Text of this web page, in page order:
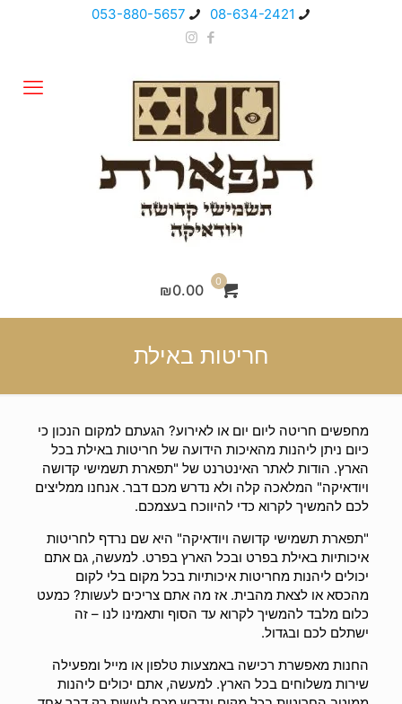
08-634-2421
053-880-5657
0
₪0.00
חריטות באילת
מחפשים חריטה ליום יום או לאירוע? הגעתם למקום הנכון כי
כיום ניתן ליהנות מהאיכות הידועה של חריטות באילת בכל
הארץ. הודות לאתר האינטרנט של "תפארת תשמישי קדושה
ויודאיקה" המלאכה קלה ולא נדרש מכם דבר. אנחנו ממליצים
לכם להמשיך לקרוא כדי להיווכח בעצמכם.
"תפארת תשמישי קדושה ויודאיקה" היא שם נרדף לחריטות
איכותיות באילת בפרט ובכל הארץ בפרט. למעשה, גם אתם
יכולים ליהנות מחריטות איכותיות בכל מקום בלי לקום
מהכסא או לצאת מהבית. אז מה אתם צריכים לעשות? כמעט
כלום מלבד להמשיך לקרוא עד הסוף ותאמינו לנו – זה
ישתלם לכם ובגדול.
החנות מאפשרת רכישה באמצעות טלפון או מייל ומפעילה
שירות משלוחים בכל הארץ. למעשה, אתם יכולים ליהנות